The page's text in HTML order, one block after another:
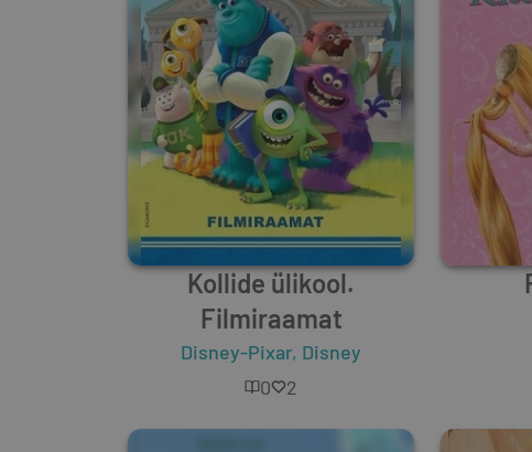
Kollide ülikool.
Filmiraamat
Disney-Pixar, Disney
0
2